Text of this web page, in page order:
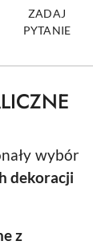
ZADAJ
PYTANIE
wybór
dekoracji
z